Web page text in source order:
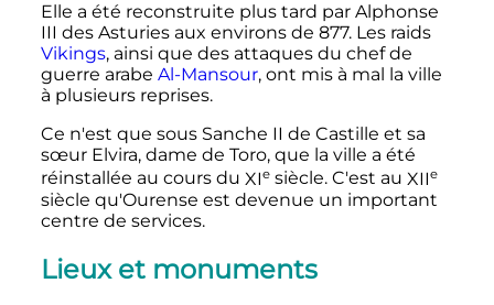
Elle a été reconstruite plus tard par Alphonse
III des Asturies aux environs de 877. Les raids
Vikings, ainsi que des attaques du chef de
guerre arabe Al-Mansour, ont mis à mal la ville
à plusieurs reprises.
Ce n'est que sous Sanche II de Castille et sa
sœur Elvira, dame de Toro, que la ville a été
réinstallée au cours du XIe siècle. C'est au XIIe
siècle qu'Ourense est devenue un important
centre de services.
Lieux et monuments